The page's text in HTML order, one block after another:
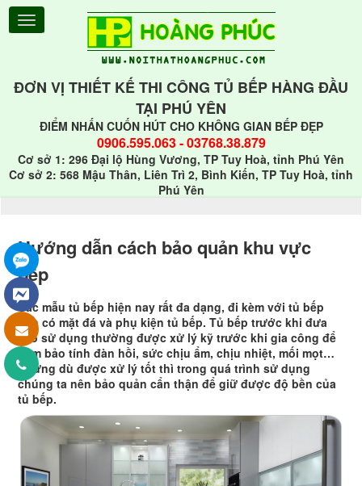
ĐƠN VỊ THIẾT KẾ THI CÔNG TỦ BẾP HÀNG ĐẦU
TẠI PHÚ YÊN
ĐIỂM NHẤN CUỐN HÚT CHO KHÔNG GIAN BẾP ĐẸP
0906.595.063-03768.38.879
Cơ sở 1: 296 Đại lộ Hùng Vương, TP Tuy Hoà, tỉnh Phú Yên
Cơ sở 2: 568 Mậu Thân, Liên Trì 2, Bình Kiến, TP Tuy Hoà, tỉnh
Phú Yên
Hướng dẫn cách bảo quản khu vực
bếp
Các mẫu tủ bếp hiện nay rất đa dạng, đi kèm với tủ bếp
còn có mặt đá và phụ kiện tủ bếp. Tủ bếp trước khi đưa
vào sử dụng thường được xử lý kỹ trước khi gia công để
đảm bảo tính đàn hồi, sức chịu ẩm, chịu nhiệt, mối mọt…
Nhưng dù được xử lý tốt thì trong quá trình sử dụng
chúng ta nên bảo quản cẩn thận để giữ được độ bền của
tủ bếp.